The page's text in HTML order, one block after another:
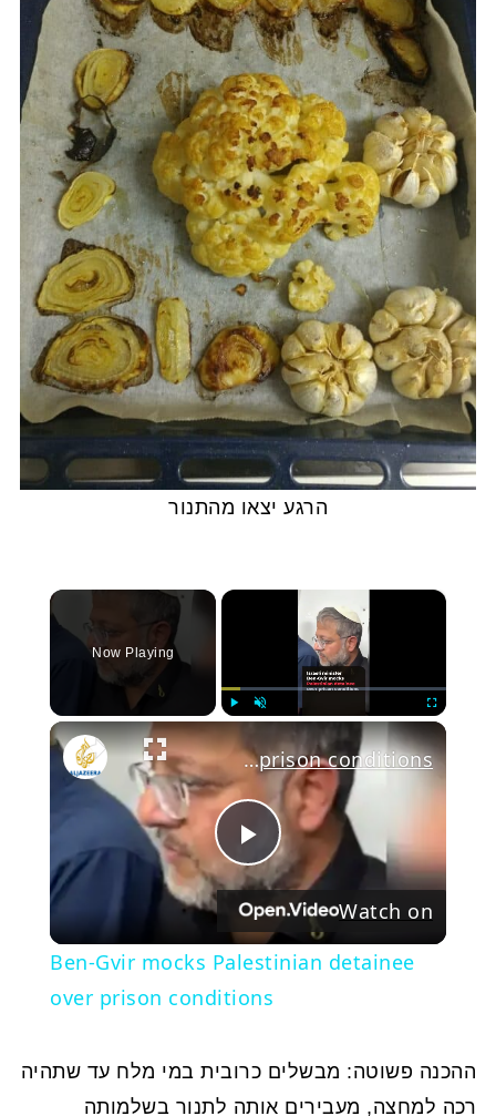
הרגע יצאו מהתנור
×
Now Playing
Play
Video
Ben-Gvir mocks Palestinian detainee over prison conditions
Watch on
Ben-Gvir mocks Palestinian detainee
over prison conditions
ההכנה פשוטה: מבשלים כרובית במי מלח עד שתהיה
רכה למחצה, מעבירים אותה לתנור בשלמותה